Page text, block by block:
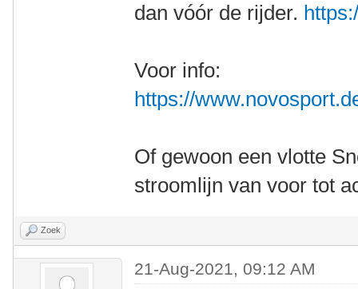
dan vóór de rijder.
Voor info:
https://
Of gewoon een vlotte
stroomlijn van voor tot
Zoek
21-Aug-2021, 09:12 AM